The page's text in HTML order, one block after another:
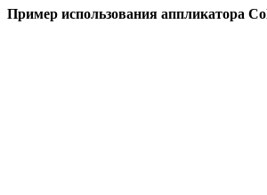
Пример использования аппликатора